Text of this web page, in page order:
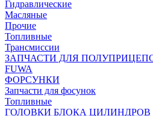
Гидравлические
Масляные
Прочие
Топливные
Трансмиссии
ЗАПЧАСТИ ДЛЯ
FUWA
ФОРСУНКИ
Запчасти для фосунок
Топливные
ГОЛОВКИ БЛОКА ЦИЛИНДРОВ